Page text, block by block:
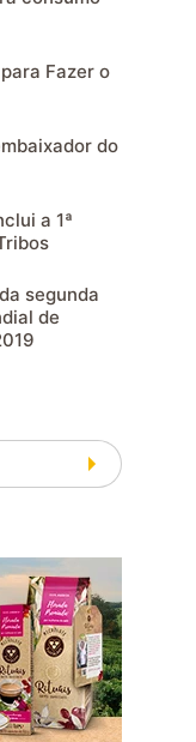
Fazer o
do
a 1ª
segunda
de